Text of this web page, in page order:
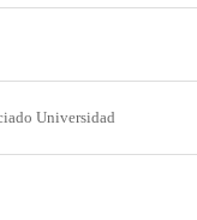
Universidad